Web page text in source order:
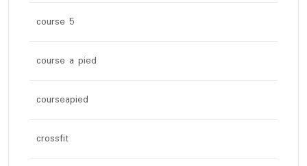
course 5
course a pied
courseapied
crossfit